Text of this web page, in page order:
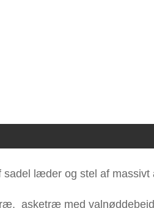
læder og stel af
asketræ med